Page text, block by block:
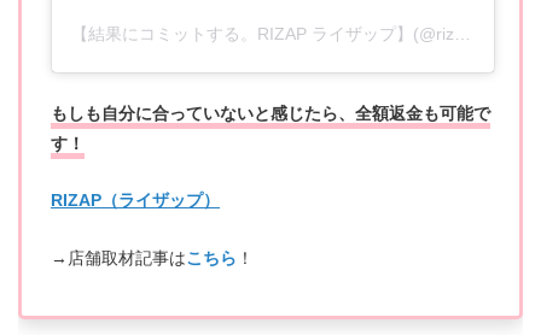
もしも自分に合っていないと感じたら、全額返金も可能で
す！
RIZAP（ライザップ）
→店舗取材記事はこちら ！